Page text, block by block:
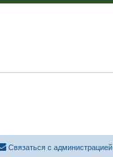
Связаться с администрацией